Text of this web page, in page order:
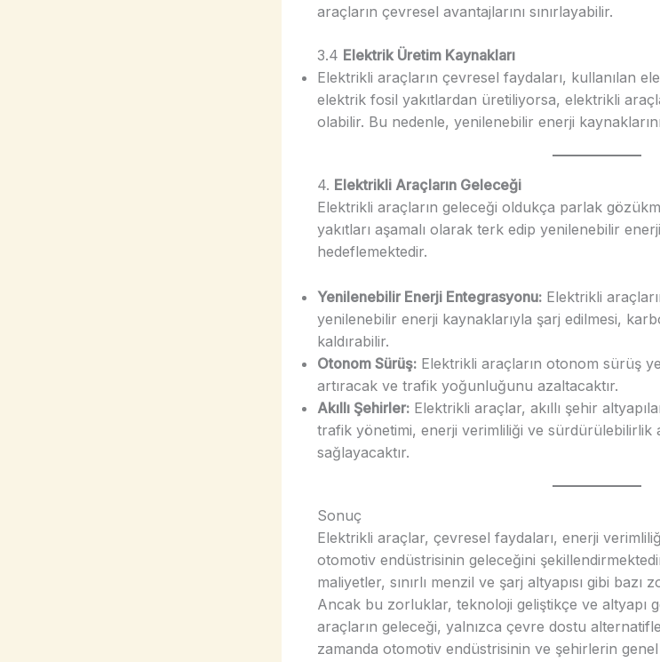
araçların çevresel avantajlarını sınırlayabilir.
3.4 Elektrik Üretim Kaynakları
Elektrikli araçların çevresel faydaları, kullanılan
elektrik fosil yakıtlardan üretiliyorsa, elektrikli
olabilir. Bu nedenle, yenilenebilir enerji
4. Elektrikli Araçların Geleceği
Elektrikli araçların geleceği oldukça parlak
yakıtları aşamalı olarak terk edip yenilenebilir
hedeflemektedir.
Yenilenebilir Enerji Entegrasyonu: Elektrikli
yenilenebilir enerji kaynaklarıyla şarj edilmesi,
kaldırabilir.
Otonom Sürüş: Elektrikli araçların otonom sürüş
artıracak ve trafik yoğunluğunu azaltacaktır.
Akıllı Şehirler: Elektrikli araçlar, akıllı şehir
trafik yönetimi, enerji verimliliği ve sürdürülebilirlik
sağlayacaktır.
Sonuç
Elektrikli araçlar, çevresel faydaları, enerji
otomotiv endüstrisinin geleceğini
maliyetler, sınırlı menzil ve şarj altyapısı gibi
Ancak bu zorluklar, teknoloji geliştikçe ve altyapı
araçların geleceği, yalnızca çevre dostu
zamanda otomotiv endüstrisinin ve şehirlerin genel